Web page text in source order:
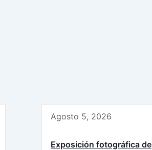
Agosto 5, 2026
Exposición fotográfica de